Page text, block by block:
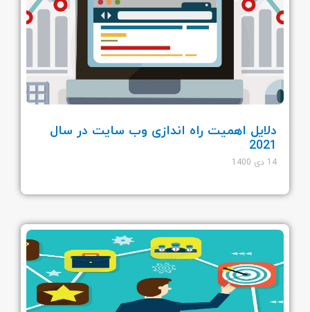
دلایل اهمیت راه اندازی وب سایت در سال
2021
14 دی 1400